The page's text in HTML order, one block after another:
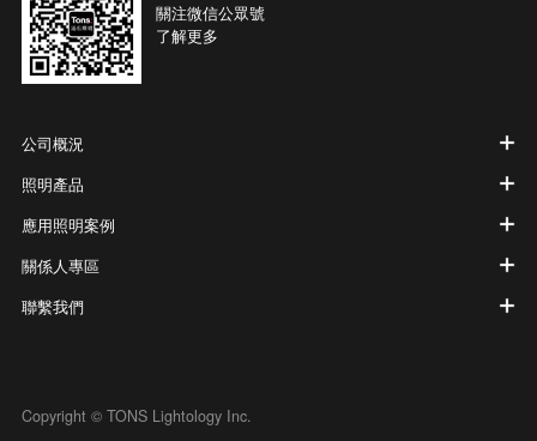
關注微信公眾號
了解更多
公司概況
照明產品
應用照明案例
關係人專區
聯繫我們
Copyright © TONS Lightology Inc.